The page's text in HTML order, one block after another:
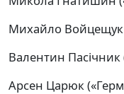
Михайло Войцещук
Валентин Пасічник
Арсен Царюк